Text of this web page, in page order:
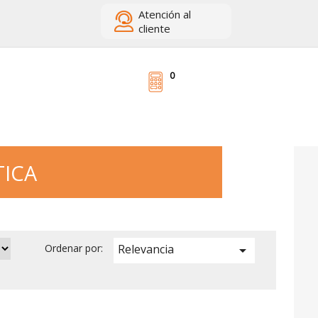
Atenciónal
cliente
0
Ordenar por: Relevancia 